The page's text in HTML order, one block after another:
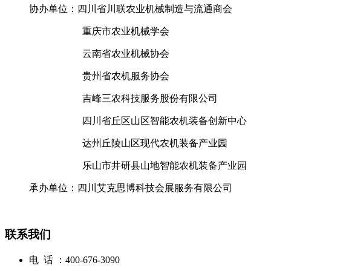
协办单位：四川省川联农业机械制造与流通商会
重庆市农业机械学会
云南省农业机械协会
贵州省农机服务协会
吉峰三农科技服务股份有限公司
四川省丘区山区智能农机装备创新中心
达州丘陵山区现代农机装备产业园
乐山市井研县山地智能农机装备产业园
承办单位：四川艾克思博科技会展服务有限公司
联系我们
电 话 ：400-676-3090